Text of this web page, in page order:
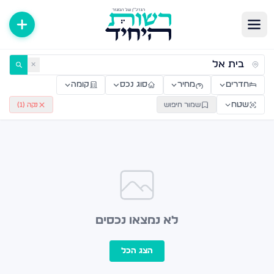
דירות למכירה ולהשכרה — רשות היחיד ✕
חדרים מחיר סוג נכס קומה
שטח שמור חיפוש נקה ( 1
)
לא נמצאו נכסים
הצג הכל